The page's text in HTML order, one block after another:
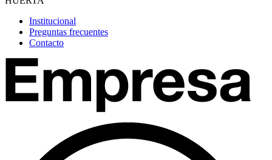
Institucional
Preguntas frecuentes
Contacto